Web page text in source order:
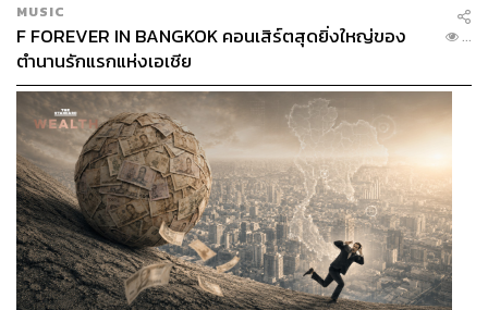
MUSIC
F FOREVER IN BANGKOK คอนเสิร์ตสุดยิ่งใหญ่ของ
ตำนานรักแรกแห่งเอเชีย
...